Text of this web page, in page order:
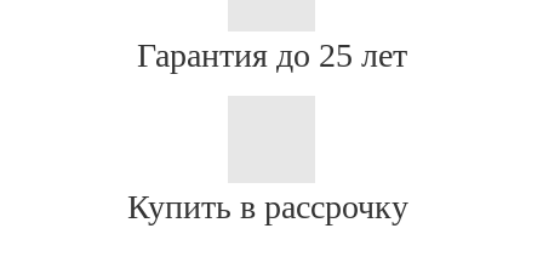
Гарантия до 25 лет
Купить в рассрочку